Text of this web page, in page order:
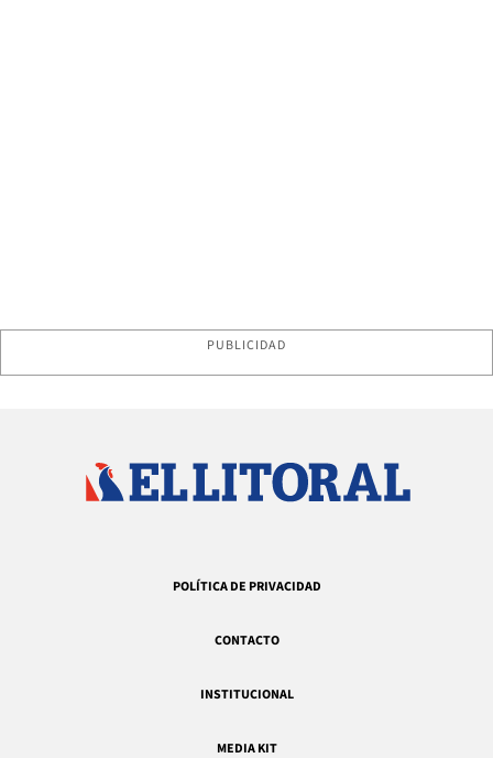
PUBLICIDAD
POLÍTICA DE PRIVACIDAD
CONTACTO
INSTITUCIONAL
MEDIA KIT